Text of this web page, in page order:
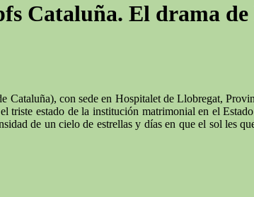
Cataluña. El drama
Cataluña), con sede en Hospitalet de Llobregat,
estado de la institución matrimonial en el
de un cielo de estrellas y días en que el sol les